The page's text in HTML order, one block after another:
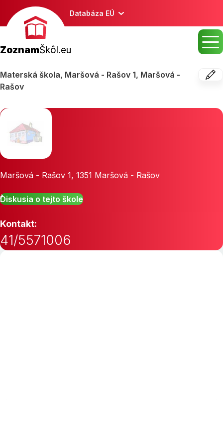
Databáza EÚ
ZoznamŠkôl.eu
Materská škola, Maršová - Rašov 1, Maršová -
Rašov
Maršová - Rašov 1, 1351 Maršová - Rašov
Diskusia o tejto škole
Kontakt:
41/5571006